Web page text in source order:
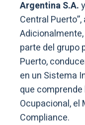
Argentina S.A.
Central
parte del grupo
Puerto,
en un Sistema
que comprende
Ocupacional, el
Compliance.